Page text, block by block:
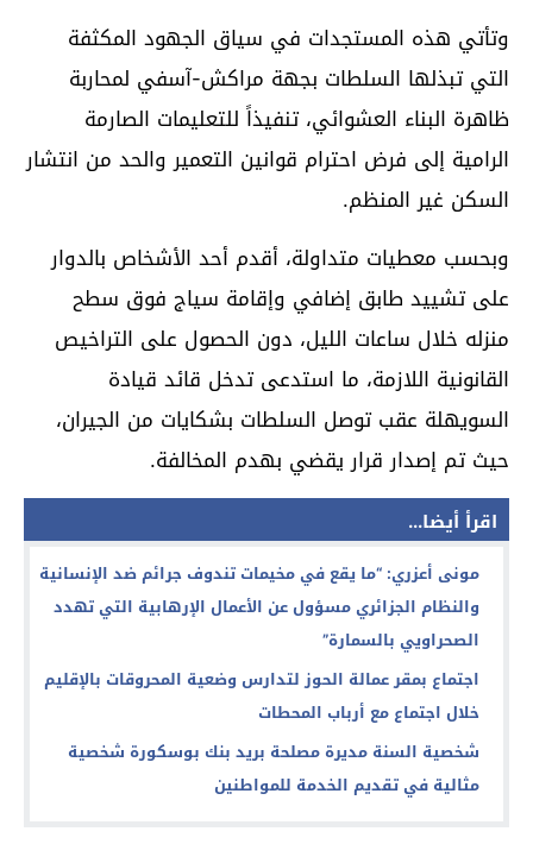
وتأتي هذه المستجدات في سياق الجهود المكثفة
التي تبذلها السلطات بجهة مراكش-آسفي لمحاربة
ظاهرة البناء العشوائي، تنفيذاً للتعليمات الصارمة
الرامية إلى فرض احترام قوانين التعمير والحد من انتشار
السكن غير المنظم.
وبحسب معطيات متداولة، أقدم أحد الأشخاص بالدوار
على تشييد طابق إضافي وإقامة سياج فوق سطح
منزله خلال ساعات الليل، دون الحصول على التراخيص
القانونية اللازمة، ما استدعى تدخل قائد قيادة
السويهلة عقب توصل السلطات بشكايات من الجيران،
حيث تم إصدار قرار يقضي بهدم المخالفة.
اقرأ أيضا...
مونى أعزري: “ما يقع في مخيمات تندوف جرائم ضد الإنسانية
والنظام الجزائري مسؤول عن الأعمال الإرهابية التي تهدد
الصحراويي بالسمارة”
اجتماع بمقر عمالة الحوز لتدارس وضعية المحروقات بالإقليم
خلال اجتماع مع أرباب المحطات
شخصية السنة مديرة مصلحة بريد بنك بوسكورة شخصية
مثالية في تقديم الخدمة للمواطنين